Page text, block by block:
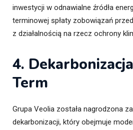
inwestycji w odnawialne źródła
terminowej spłaty zobowiązań
z działalnością na rzecz ochrony
4.
Term
Grupa Veolia została nagrodzona
dekarbonizacji, który obejmuje